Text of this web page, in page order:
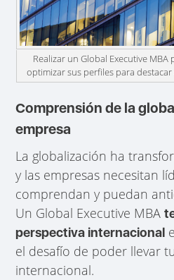
Realizar un Global Executive
optimizar sus perfiles para
Comprensión de la
empresa
La globalización ha
y las empresas necesitan
comprendan y puedan
Un Global Executive MBA
perspectiva internacional
el desafío de poder llevar
internacional.